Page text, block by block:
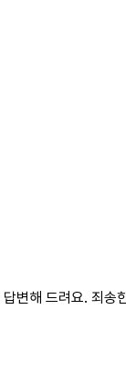
답변해 드려요. 죄